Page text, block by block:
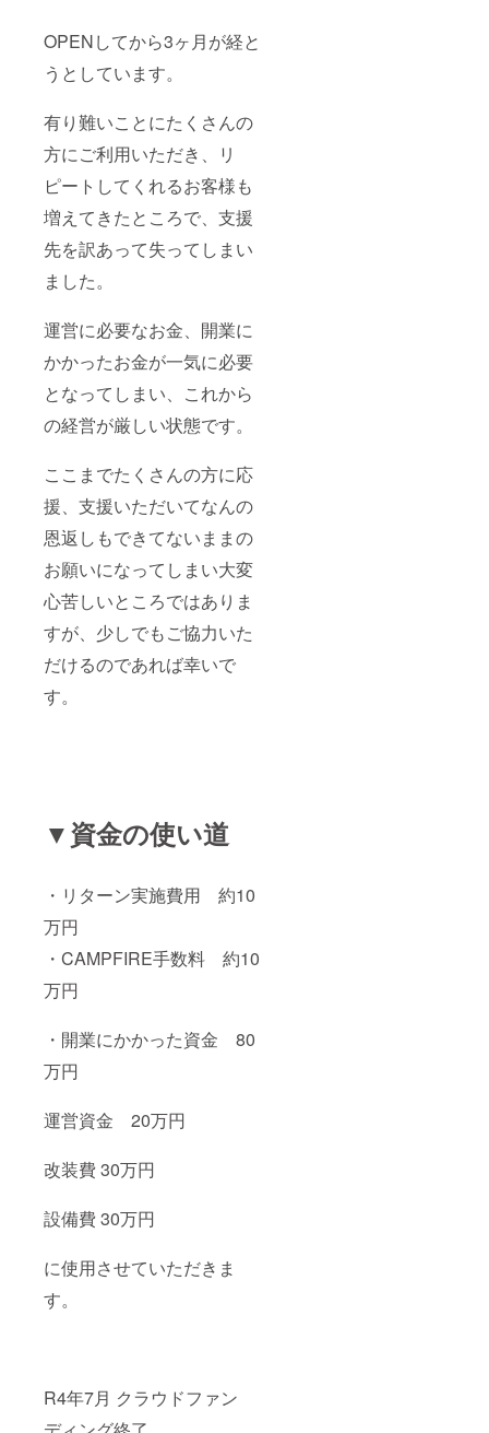
OPENしてから3ヶ月が経と
うとしています。
有り難いことにたくさんの
方にご利用いただき、リ
ピートしてくれるお客様も
増えてきたところで、支援
先を訳あって失ってしまい
ました。
運営に必要なお金、開業に
かかったお金が一気に必要
となってしまい、これから
の経営が厳しい状態です。
ここまでたくさんの方に応
援、支援いただいてなんの
恩返しもできてないままの
お願いになってしまい大変
心苦しいところではありま
すが、少しでもご協力いた
だけるのであれば幸いで
す。
▼資金の使い道
・リターン実施費用 約10
万円
・CAMPFIRE手数料 約10
万円
・開業にかかった資金 80
万円
運営資金 20万円
改装費 30万円
設備費 30万円
に使用させていただきま
す。
R4年7月 クラウドファン